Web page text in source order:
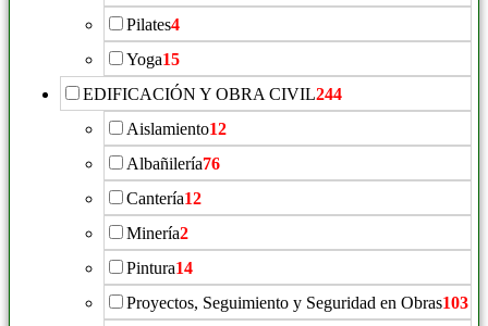
Pilates4
Yoga15
EDIFICACIÓN Y OBRA CIVIL244
Aislamiento12
Albañilería76
Cantería12
Minería2
Pintura14
Proyectos, Seguimiento y Seguridad en Obras103